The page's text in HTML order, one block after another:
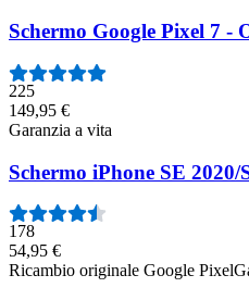
Schermo Google Pixel 7 -
225
149,95 €
Garanzia a vita
Schermo iPhone SE 2020/
178
54,95 €
Ricambio originale Google Pixel